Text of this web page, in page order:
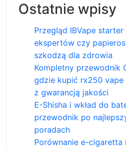
Ostatnie wpisy
Przegląd IBVape
ekspertów czy
szkodzą dla zdrowia
Kompletny przewodnik
gdzie kupić rx250 vape
z gwarancją jakości
E-Shisha i wkład do
przewodnik po
poradach
Porównanie e-cigaretta